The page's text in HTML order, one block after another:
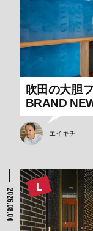
吹田の大胆
BRAND
エイキチ
2026.08.04